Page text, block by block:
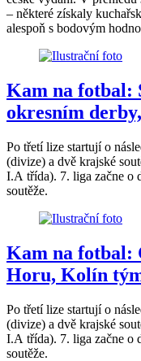
– některé získaly
alespoň s bodovým
Kam na fotbal:
okresním
Po třetí lize startují o
(divize) a dvě krajské
I.A třída). 7. liga začne o
soutěže.
Kam na fotbal:
Horu, Kolín
Po třetí lize startují o
(divize) a dvě krajské
I.A třída). 7. liga začne o
soutěže.